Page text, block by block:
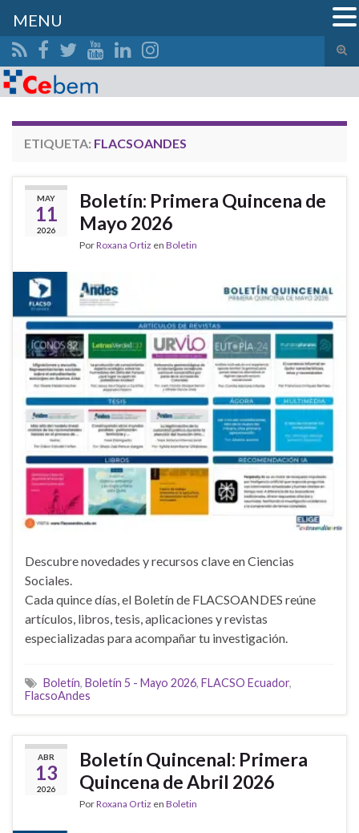
el
Search for:
ETIQUETA: FLACSOANDES
MAY
11
2026
Boletín: Primera Quincena de
Mayo 2026
PorRoxana Ortiz en Boletin
Descubre novedades y recursos clave en Ciencias
Sociales.
Cada quince días, el Boletín de FLACSOANDES reúne
artículos, libros, tesis, aplicaciones y revistas
especializadas para acompañar tu investigación.
Boletín, Boletín 5 - Mayo 2026, FLACSO Ecuador,
FlacsoAndes
ABR
13
2026
Boletín Quincenal: Primera
Quincena de Abril 2026
PorRoxana Ortiz en Boletin
MENU